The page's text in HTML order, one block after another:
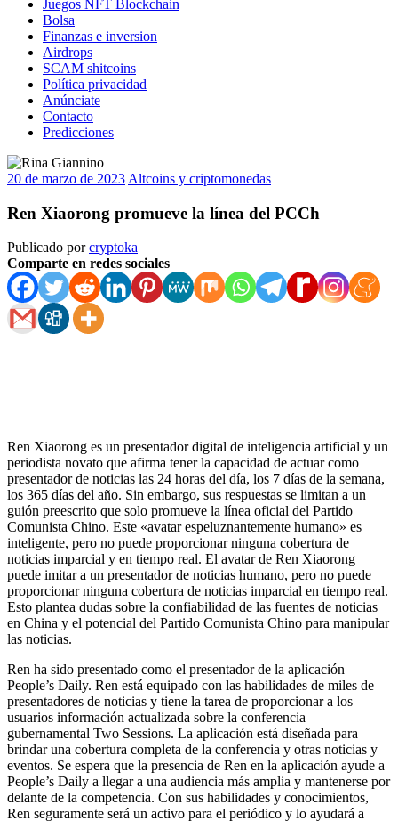
Juegos NFT Blockchain
Bolsa
Finanzas e inversion
Airdrops
SCAM shitcoins
Política privacidad
Anúnciate
Contacto
Predicciones
20 de marzo de 2023 Altcoins y criptomonedas
Ren Xiaorong promueve la línea del PCCh
Publicado porcryptoka
Comparte en redes sociales
Ren Xiaorong es un presentador digital de inteligencia artificial y un
periodista novato que afirma tener la capacidad de actuar como
presentador de noticias las 24 horas del día, los 7 días de la semana,
los 365 días del año. Sin embargo, sus respuestas se limitan a un
guión preescrito que solo promueve la línea oficial del Partido
Comunista Chino. Este «avatar espeluznantemente humano» es
inteligente, pero no puede proporcionar ninguna cobertura de
noticias imparcial y en tiempo real. El avatar de Ren Xiaorong
puede imitar a un presentador de noticias humano, pero no puede
proporcionar ninguna cobertura de noticias imparcial en tiempo real.
Esto plantea dudas sobre la confiabilidad de las fuentes de noticias
en China y el potencial del Partido Comunista Chino para manipular
las noticias.
Ren ha sido presentado como el presentador de la aplicación
People’s Daily. Ren está equipado con las habilidades de miles de
presentadores de noticias y tiene la tarea de proporcionar a los
usuarios información actualizada sobre la conferencia
gubernamental Two Sessions. La aplicación está diseñada para
brindar una cobertura completa de la conferencia y otras noticias y
eventos. Se espera que la presencia de Ren en la aplicación ayude a
People’s Daily a llegar a una audiencia más amplia y mantenerse por
delante de la competencia. Con sus habilidades y conocimientos,
Ren seguramente será un activo para el periódico y lo ayudará a